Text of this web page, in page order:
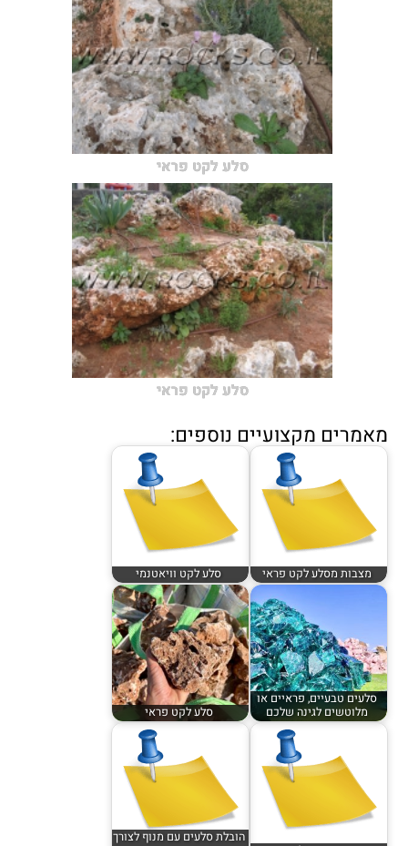
סלע לקט פראי
סלע לקט פראי
מאמרים מקצועיים נוספים:
מצבות מסלע לקט פראי סלע לקט וויאטנמי
סלעים טבעיים, פראיים או
מלוטשים לגינה שלכם
סלע לקט פראי
הובלת סלעים עם מנוף לצורך